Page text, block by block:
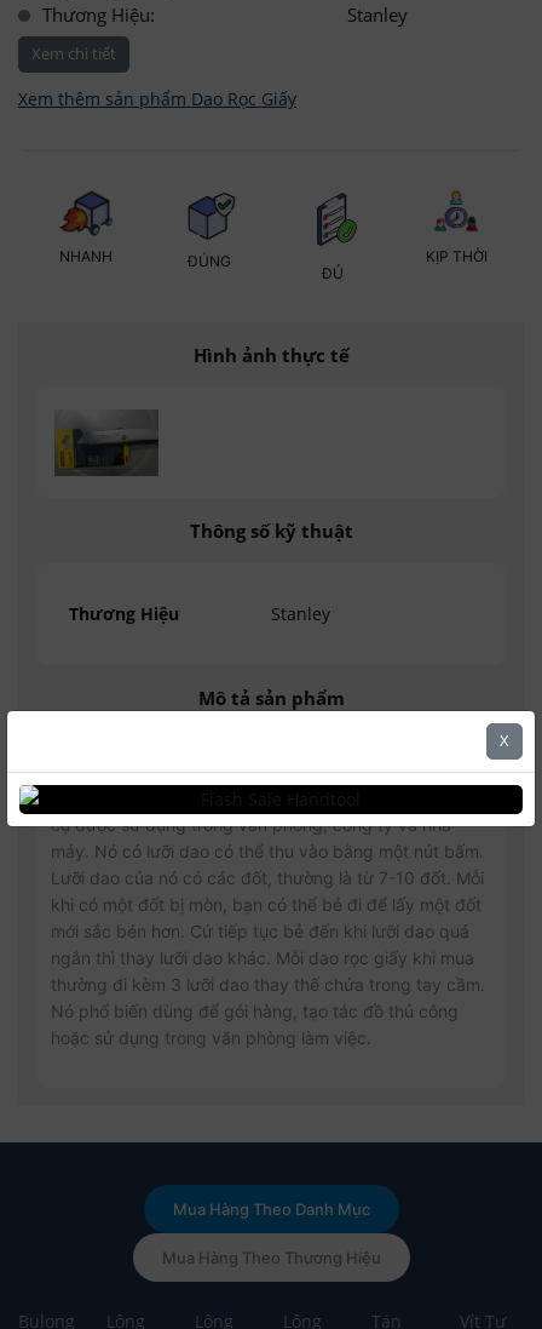
Thương Hiệu:
Stanley
Xem chi tiết
Xem thêm sản phẩm Dao Rọc Giấy
NHANH ĐÚNG
ĐỦ
KỊP THỜI
Hình ảnh thực tế
Thông số kỹ thuật
Thương Hiệu Stanley
Mô tả sản phẩm
cụ được sử dụng trong văn phòng, công ty và nhà
máy. Nó có lưỡi dao có thể thu vào bằng một nút bấm.
Lưỡi dao của nó có các đốt, thường là từ 7-10 đốt. Mỗi
khi có một đốt bị mòn, bạn có thể bẻ đi để lấy một đốt
mới sắc bén hơn. Cứ tiếp tục bẻ đến khi lưỡi dao quá
ngắn thì thay lưỡi dao khác. Mỗi dao rọc giấy khi mua
thường đi kèm 3 lưỡi dao thay thế chứa trong tay cầm.
Nó phổ biến dùng để gói hàng, tạo tác đồ thủ công
hoặc sử dụng trong văn phòng làm việc.
Mua Hàng Theo Danh Mục
Mua Hàng Theo Thương Hiệu
Bulong
Lông
Lông
Lông
Tán
Vít Tự
X